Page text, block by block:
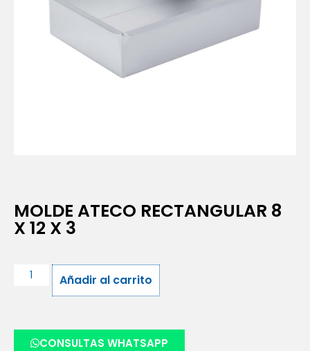
MOLDE ATECO RECTANGULAR 8
X 12 X 3
Añadir al carrito
CONSULTAS WHATSAPP